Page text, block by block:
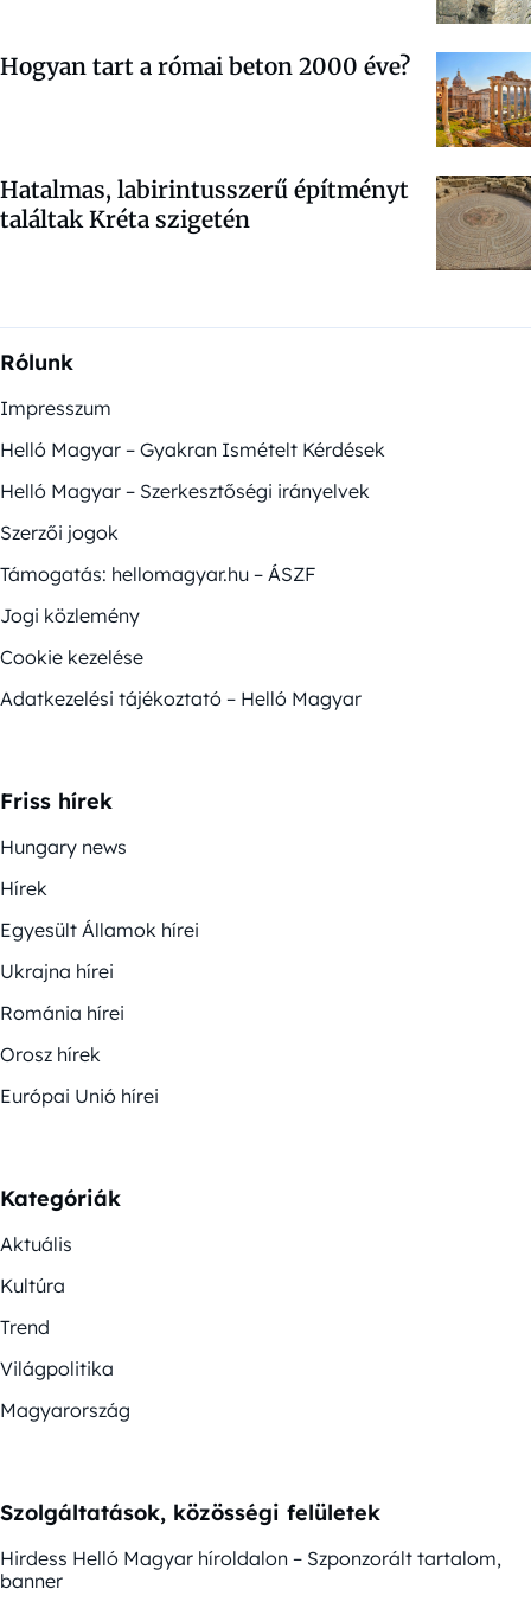
Hogyan tart a római beton 2000 éve?
Hatalmas, labirintusszerű építményt
találtak Kréta szigetén
Rólunk
Impresszum
Helló Magyar – Gyakran Ismételt Kérdések
Helló Magyar – Szerkesztőségi irányelvek
Szerzői jogok
Támogatás: hellomagyar.hu – ÁSZF
Jogi közlemény
Cookie kezelése
Adatkezelési tájékoztató – Helló Magyar
Friss hírek
Hungary news
Hírek
Egyesült Államok hírei
Ukrajna hírei
Románia hírei
Orosz hírek
Európai Unió hírei
Kategóriák
Aktuális
Kultúra
Trend
Világpolitika
Magyarország
Szolgáltatások, közösségi felületek
Hirdess Helló Magyar híroldalon – Szponzorált tartalom,
banner